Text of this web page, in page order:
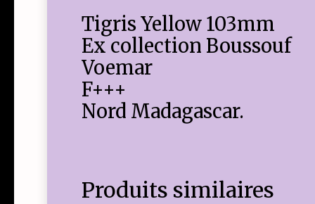
Tigris Yellow 103mm
Ex collection Boussouf
Voemar
F+++
Nord Madagascar.
Produits similaires